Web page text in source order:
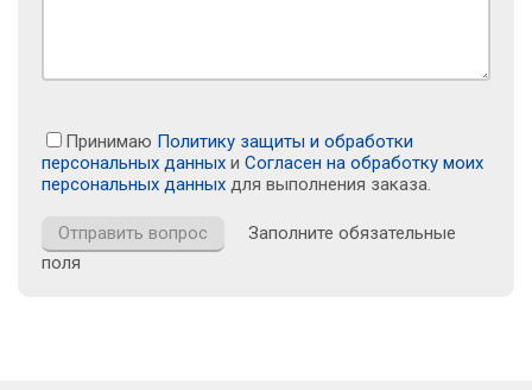
Принимаю Политику защиты и обработки
персональных данных и Согласен на обработку моих
персональных данных для выполнения заказа.
Заполните обязательные
поля